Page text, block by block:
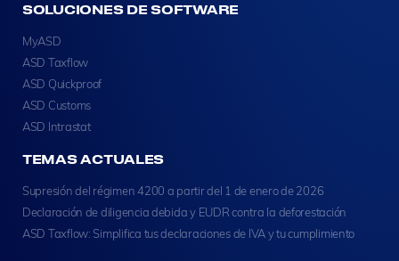
SOLUCIONES DE SOFTWARE
MyASD
ASD Taxflow
ASD Quickproof
ASD Customs
ASD Intrastat
TEMAS ACTUALES
Supresión del régimen 4200 a partir del 1 de enero de 2026
Declaración de diligencia debida y EUDR contra la deforestación
ASD Taxflow: Simplifica tus declaraciones de IVA y tu cumplimiento